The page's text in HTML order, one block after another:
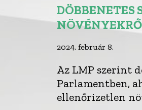
DÖBBENETES
2024. február 8.
Az LMP szerint
Parlamentben,
ellenőrizetlen